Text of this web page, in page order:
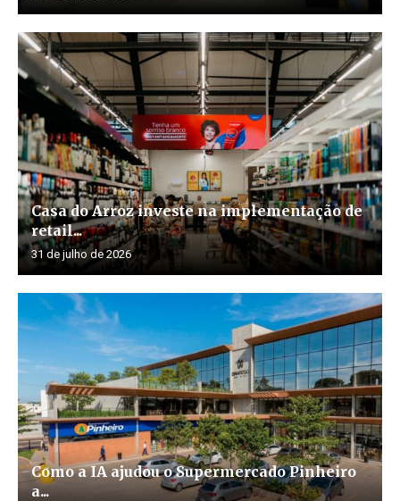
Casa do Arroz investe na implementação de
retail...
31 de julho de 2026
Como a IA ajudou o Supermercado Pinheiro
a...